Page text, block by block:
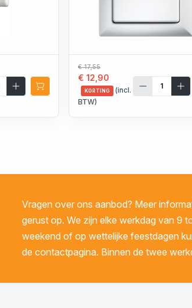
€ 17,55
€ 12,90
KORTING
(incl.
BTW)
Vragen over ons aanbod? Meer
gerust op. We zijn elke werkdag van 9
weekend of op wettelijke feestdagen
de contactpagina. Binnen de twee